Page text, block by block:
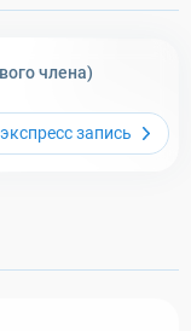
члена)
экспрессзапись